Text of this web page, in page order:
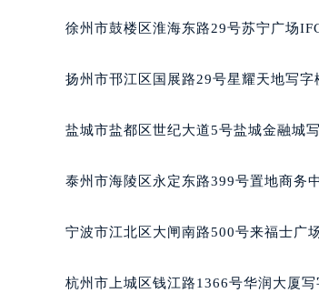
佛山市禅城区季华五
无锡市梁溪区人民中
苏州市苏州工业园区
南宁市青秀区金湖路
泉州市丰泽区宝洲路
烟台市芝罘区胜利路
徐州市鼓楼区淮海东路29号苏宁广场
扬州市邗江区国展路29号星耀天地写字
盐城市盐都区世纪大道5号盐城金融城
泰州市海陵区永定东路399号置地商务
宁波市江北区大闸南路500号来福士广
杭州市上城区钱江路1366号华润大厦